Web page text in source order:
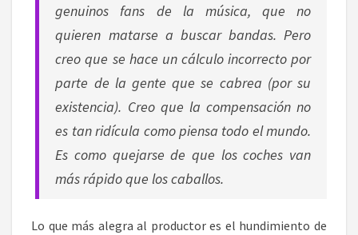
genuinos fans de la música, que no
quieren matarse a buscar bandas. Pero
creo que se hace un cálculo incorrecto por
parte de la gente que se cabrea (por su
existencia). Creo que la compensación no
es tan ridícula como piensa todo el mundo.
Es como quejarse de que los coches van
más rápido que los caballos.
Lo que más alegra al productor es el hundimiento de